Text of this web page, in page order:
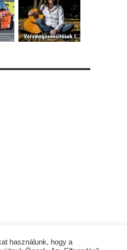
használunk, hogy a